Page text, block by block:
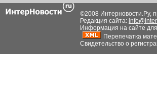
©2008 Интерновости.Ру,
Редакция сайта:
Информация на сайте
Перепечатка
Свидетельство о